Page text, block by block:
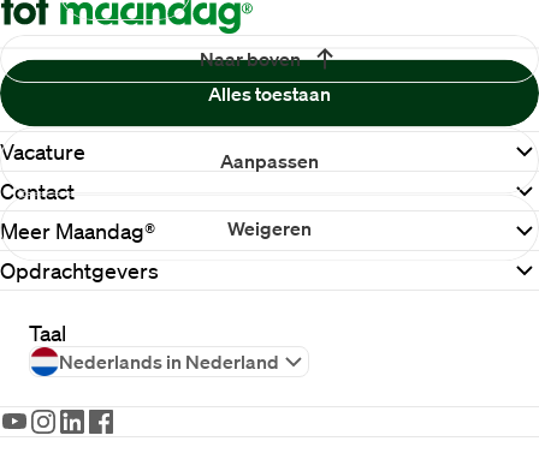
Weigeren
Aanpassen
Alles toestaan
Naar boven
Vacature
Contact
Meer Maandag®
Opdrachtgevers
Taal
Nederlands in Nederland